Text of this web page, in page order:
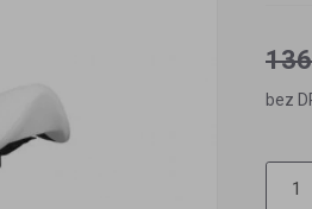
bez